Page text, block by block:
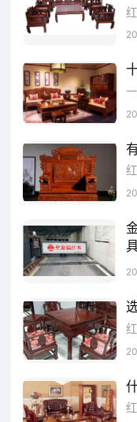
二、李忠信
李忠信红木
1000余人，8大
平方米。是国内
最完善的家居企
东成红木由
于1990年，坐落
——中山大涌镇，
服务于一体的中